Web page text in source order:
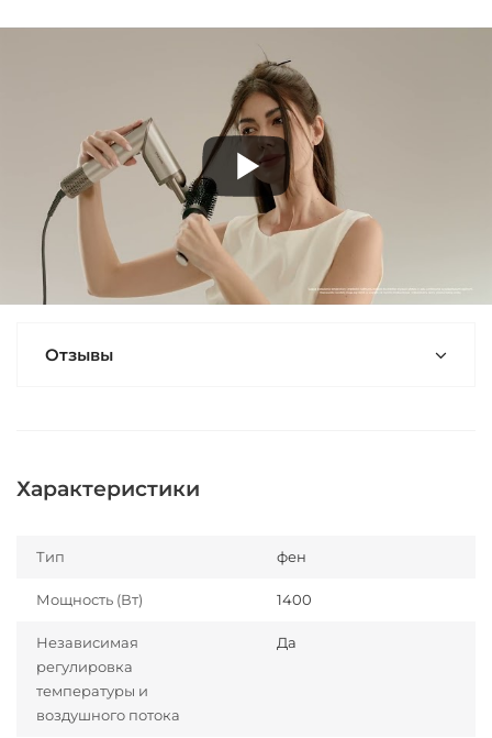
Отзывы
Характеристики
Тип фен
Мощность (Вт) 1400
Независимая
регулировка
температуры и
воздушного потока
Да